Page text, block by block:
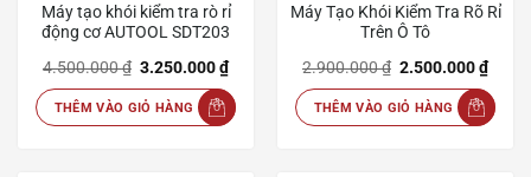
Máy tạo khói kiểm tra rò rỉ
động cơ AUTOOL SDT203
4.500.000₫ Giá
là:
4.500.000 ₫.
3.250.000₫Giá
hiện
tại
là:
3.250.000 ₫.
THÊM VÀO GIỎ HÀNG
Máy Tạo Khói Kiểm Tra Rõ Rỉ
Trên Ô Tô
2.900.000₫ Giá
là:
2.900.000 ₫.
2.500.000₫Giá
hiện
tại
là:
THÊM VÀO GIỎ HÀNG